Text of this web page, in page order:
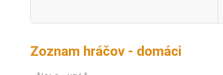
Zoznam hráčov - domáci